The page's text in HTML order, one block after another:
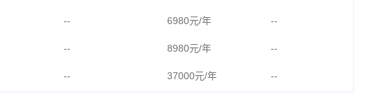
-- 6980元/年 --
-- 8980元/年 --
-- 37000元/年 --